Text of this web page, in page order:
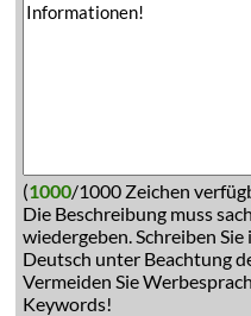
(1000/1000 Zeichen
Die Beschreibung muss
wiedergeben. Schreiben
Deutsch unter Beachtung
Vermeiden Sie
Keywords!